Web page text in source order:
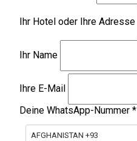
Ihr Hotel oder Ihre Adresse
Ihr Name
Ihre E-Mail
Deine WhatsApp-Nummer *
AFGHANISTAN +93